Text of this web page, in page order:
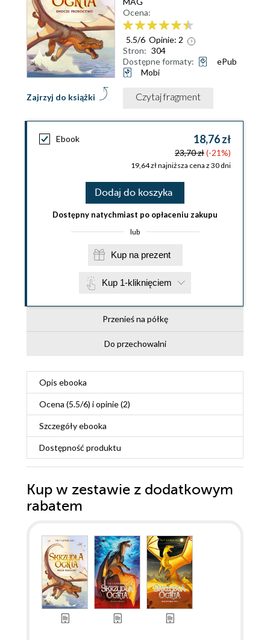
Zajrzyj do książki
Ocena:
5.5/6 Opinie: 2
Stron: 304
Dostępne formaty:
ePub
Mobi
Czytaj fragment
Ebook 18,76 zł
23,70 zł(-21%)
19,64 zł najniższa cena z 30 dni
Dodaj do koszyka
Dostępny natychmiast po opłaceniu zakupu
lub
Kup na prezent
Kup 1-kliknięciem
Przenieś na półkę
Do przechowalni
Opis ebooka
Ocena (5.5/6) i opinie (2)
Szczegółyebooka
Dostępność produktu
Kup w zestawie z dodatkowym
rabatem